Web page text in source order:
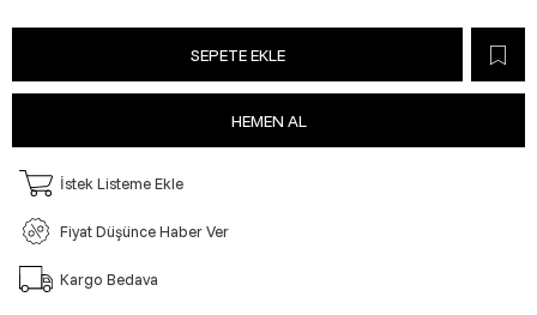
İstek Listeme Ekle
Fiyat Düşünce Haber Ver
Kargo Bedava